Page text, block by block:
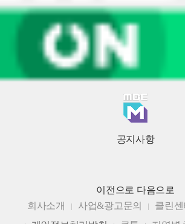
공지사항
이전으로 다음으로
회사소개
사업&광고문의 클린센